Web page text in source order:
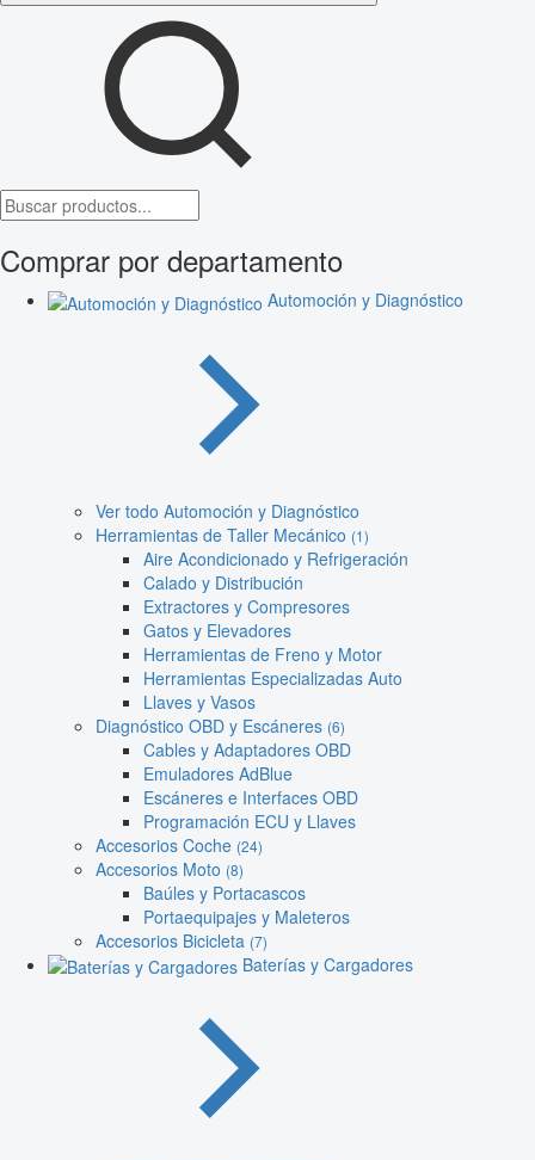
Comprar por departamento
Automoción y Diagnóstico
Ver todo Automoción y Diagnóstico
Herramientas de Taller Mecánico (1)
Aire Acondicionado y Refrigeración
Calado y Distribución
Extractores y Compresores
Gatos y Elevadores
Herramientas de Freno y Motor
Herramientas Especializadas Auto
Llaves y Vasos
Diagnóstico OBD y Escáneres (6)
Cables y Adaptadores OBD
Emuladores AdBlue
Escáneres e Interfaces OBD
Programación ECU y Llaves
Accesorios Coche (24)
Accesorios Moto (8)
Baúles y Portacascos
Portaequipajes y Maleteros
Accesorios Bicicleta (7)
Baterías y Cargadores